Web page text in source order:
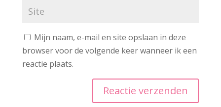
Mijn naam, e-mail en site opslaan in deze
browser voor de volgende keer wanneer ik een
reactie plaats.